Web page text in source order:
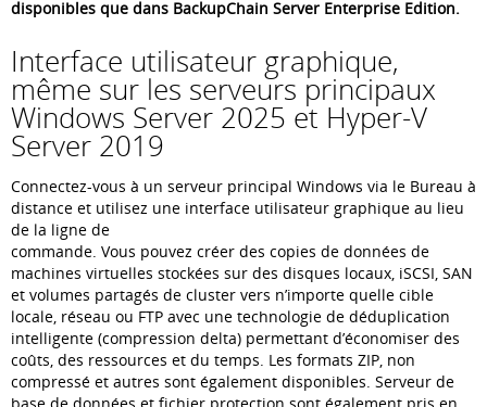
disponibles que dans BackupChain Server Enterprise Edition.
Interface utilisateur graphique,
même sur les serveurs principaux
Windows Server 2025 et Hyper-V
Server 2019
Connectez-vous à un serveur principal Windows via le Bureau à
distance et utilisez une interface utilisateur graphique au lieu
de la ligne de
commande. Vous pouvez créer des copies de données de
machines virtuelles stockées sur des disques locaux, iSCSI, SAN
et volumes partagés de cluster vers n’importe quelle cible
locale, réseau ou FTP avec une technologie de déduplication
intelligente (compression delta) permettant d’économiser des
coûts, des ressources et du temps. Les formats ZIP, non
compressé et autres sont également disponibles. Serveur de